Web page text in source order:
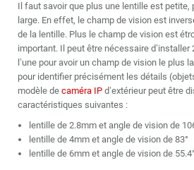
Il faut savoir que plus une lentille est petite,
large. En effet, le champ de vision est
de la lentille. Plus le champ de vision est
important. Il peut être nécessaire d’installer
l’une pour avoir un champ de vision le plus
pour identifier précisément les détails
modèle de caméra IP d’extérieur peut être
caractéristiques suivantes :
lentille de 2.8mm et angle de vision de
lentille de 4mm et angle de vision de 83°
lentille de 6mm et angle de vision de 55.4°